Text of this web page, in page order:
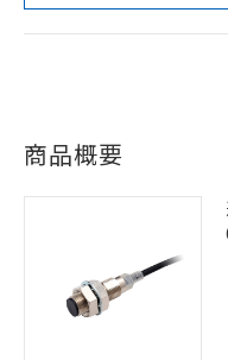
商品概要